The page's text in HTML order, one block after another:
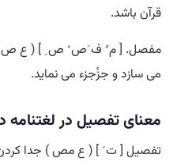
قرآن باشد.
مفصل. [ م ُ ف َص ْ ص ِ ] ( ع ص )
می سازد و جزٔجزء می نماید.
معنای تفصیل در لغتنامه
تفصیل [ ت َ ] ( ع مص ) جدا کردن،